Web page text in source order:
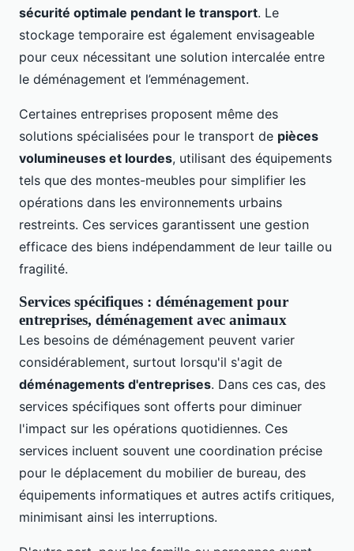
sécurité optimale pendant le transport. Le
stockage temporaire est également envisageable
pour ceux nécessitant une solution intercalée entre
le déménagement et l’emménagement.
Certaines entreprises proposent même des
solutions spécialisées pour le transport de pièces
volumineuses et lourdes, utilisant des équipements
tels que des montes-meubles pour simplifier les
opérations dans les environnements urbains
restreints. Ces services garantissent une gestion
efficace des biens indépendamment de leur taille ou
fragilité.
Services spécifiques : déménagement pour
entreprises, déménagement avec animaux
Les besoins de déménagement peuvent varier
considérablement, surtout lorsqu'il s'agit de
déménagements d'entreprises. Dans ces cas, des
services spécifiques sont offerts pour diminuer
l'impact sur les opérations quotidiennes. Ces
services incluent souvent une coordination précise
pour le déplacement du mobilier de bureau, des
équipements informatiques et autres actifs critiques,
minimisant ainsi les interruptions.